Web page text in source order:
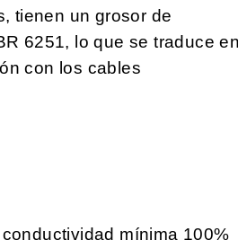
tienen un grosor de
6251, lo que se traduce en
con los cables
mínima 100%